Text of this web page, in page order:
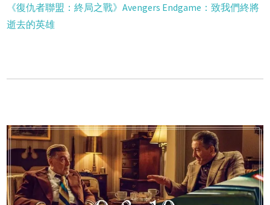
《復仇者聯盟：終局之戰》Avengers Endgame：致我們終將
逝去的英雄